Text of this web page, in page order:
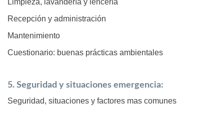
Limpieza, lavandería y lencería
Recepción y administración
Mantenimiento
Cuestionario: buenas prácticas ambientales
5. Seguridad y situaciones emergencia:
Seguridad, situaciones y factores mas comunes